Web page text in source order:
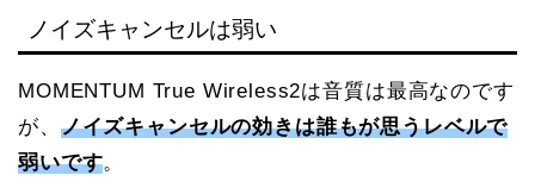
ノイズキャンセルは弱い
MOMENTUM True Wireless2は音質は最高なのです
が、 ノイズキャンセルの効きは誰もが思うレベルで
弱いです。